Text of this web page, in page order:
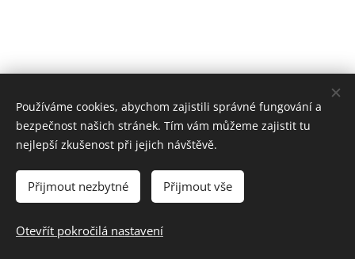
Základní škola a Mateřská škola Školní 1/814,Havířov-Šumbark,
příspěvková organizace
Cookies
Používáme cookies, abychom zajistili správné fungování a
bezpečnost našich stránek. Tím vám můžeme zajistit tu
nejlepší zkušenost při jejich návštěvě.
Přijmout nezbytné Přijmout vše
Otevřít pokročilá nastavení